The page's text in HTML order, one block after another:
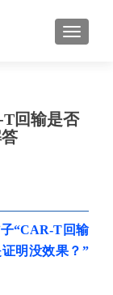
T回输是否
“CAR-T回输
明没效果？”